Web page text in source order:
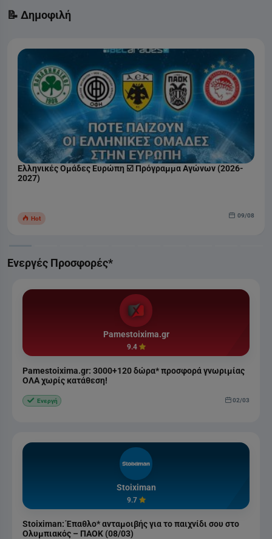
📝 Δημοφιλή
Ελληνικές Ομάδες Ευρώπη ☑️ Πρόγραμμα Αγώνων (2026-
2027)
Hot 09/08
Ενεργές Προσφορές*
Pamestoixima.gr
9.4
Pamestoixima.gr: 3000+120 δώρα* προσφορά γνωριμίας
ΟΛΑ χωρίς κατάθεση!
Ενεργή 02/03
Stoiximan
9.7
Stoiximan: Έπαθλο* ανταμοιβής για το παιχνίδι σου στο
Ολυμπιακός – ΠΑΟΚ (08/03)